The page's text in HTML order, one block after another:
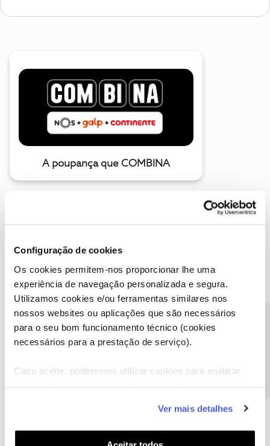
Configuração de cookies
Os cookies permitem-nos proporcionar lhe uma
experiência de navegação personalizada e segura.
Utilizamos cookies e/ou ferramentas similares nos
nossos websites ou aplicações que são necessários
para o seu bom funcionamento técnico (cookies
necessários para a prestação de serviço).
Caso aceite, poderemos utilizar cookies para analisar
funcionalidades (cookies de personalização e
funcionalidade) e adaptar anúncios aos seus interesses
(cookies de publicidade personalizada). Pode gerir a
Ver mais detalhes
A poupança que COMBINA
Descubra as novidades de julho